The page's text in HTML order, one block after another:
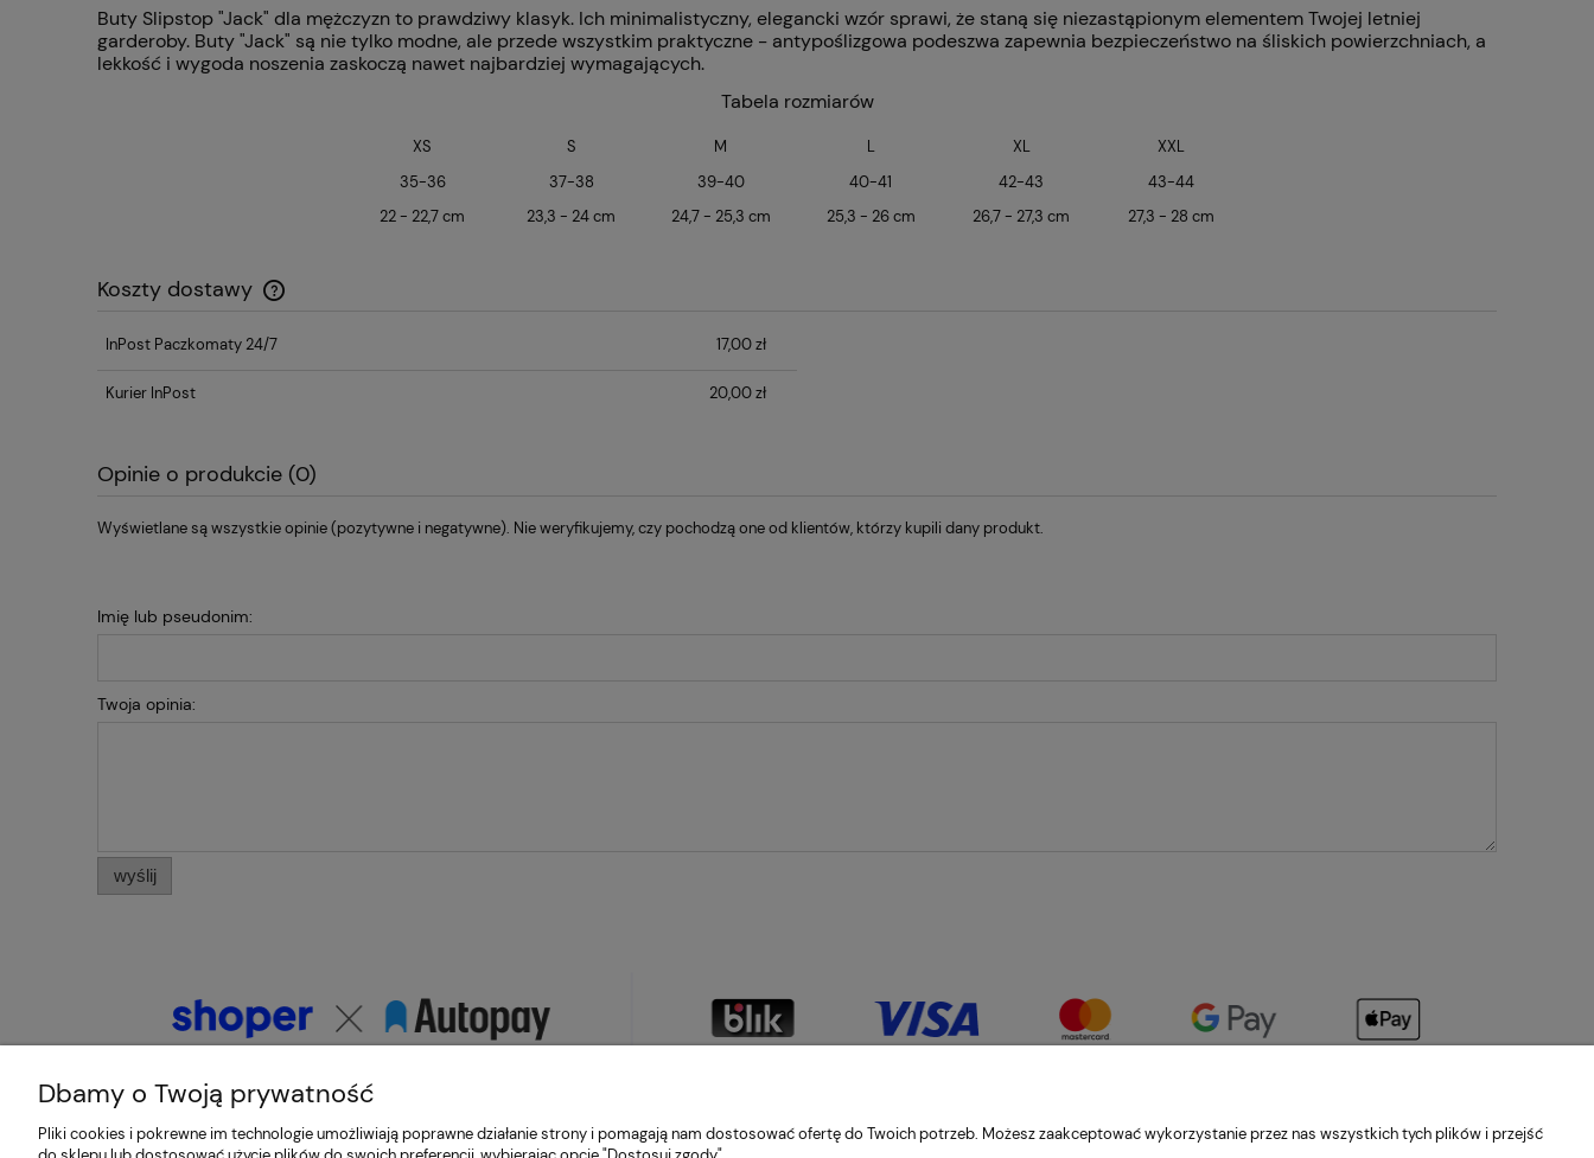
Buty Slipstop "Jack" dla mężczyzn to prawdziwy klasyk. Ich minimalistyczny, elegancki wzór sprawi, że staną się niezastąpionym elementem Twojej letniej
garderoby. Buty "Jack" są nie tylko modne, ale przede wszystkim praktyczne - antypoślizgowa podeszwa zapewnia bezpieczeństwo na śliskich powierzchniach, a
lekkość i wygoda noszenia zaskoczą nawet najbardziej wymagających.
Tabela rozmiarów
XS S M L XL
XXL
35-36
37-38 39-40 40-41 42-43
43-44
22 - 22,7 cm
23,3 - 24 cm 24,7 - 25,3 cm 25,3 - 26 cm 26,7 - 27,3 cm 27,3 - 28 cm
Koszty dostawy
InPost Paczkomaty 24/7 17,00 zł
Kurier InPost 20,00 zł
Opinie o produkcie (0)
Wyświetlane są wszystkie opinie (pozytywne i negatywne). Nie weryfikujemy, czy pochodzą one od klientów, którzy kupili dany produkt.
Imię lub pseudonim:
Twoja opinia:
wyślij
Dbamy o Twoją prywatność
Pliki cookies i pokrewne im technologie umożliwiają poprawne działanie strony i pomagają nam dostosować ofertę do Twoich potrzeb. Możesz zaakceptować wykorzystanie przez nas wszystkich tych plików i przejść